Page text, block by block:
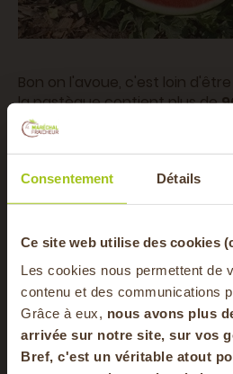
Consentement Détails
Ce site web utilise des cookies
Les cookies nous permettent de
contenu et des communications
Grâce à eux, nous avons plus
arrivée sur notre site, sur vos
Bref, c'est un véritable atout
Bon on l'avoue, c'est loin
la pastèque contient plus de
partie des fruits les plus
fortes chaleurs ou de
augmenter naturellement
en apportant une agréable
chaque bouchée. Légère, peu
tout en aidant l'organisme à
La pastèque contient
vitamines comme la vitamine
vitamine A, bénéfique pour la
sollicitée par le soleil. Elle
-20%
votre
en vous inscrivant